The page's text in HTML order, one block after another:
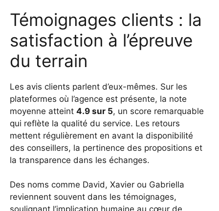
Témoignages clients : la
satisfaction à l’épreuve
du terrain
Les avis clients parlent d’eux-mêmes. Sur les
plateformes où l’agence est présente, la note
moyenne atteint 4.9 sur 5, un score remarquable
qui reflète la qualité du service. Les retours
mettent régulièrement en avant la disponibilité
des conseillers, la pertinence des propositions et
la transparence dans les échanges.
Des noms comme David, Xavier ou Gabriella
reviennent souvent dans les témoignages,